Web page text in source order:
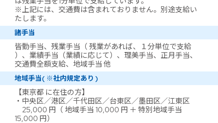
※上記には、交通費は含まれておりません。別途支給い
たします。
諸手当
皆勤手当、残業手当（ 残業があれば、１分単位で支給
）、業績手当（業績に応じて）、理美手当、正月手当、
交通費全額支給、地域手当 他
地域手当( ※社内規定あり )
【東京都 に在住の方】
・中央区／港区／千代田区／台東区／墨田区／江東区
25,000 円（ 地域手当 10,000 円 ＋ 特別地域手当
15,000 円）